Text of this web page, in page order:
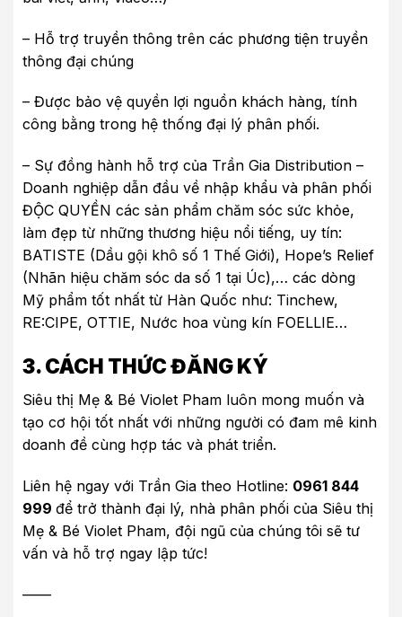
– Hỗ trợ truyền thông trên các phương tiện truyền
thông đại chúng
– Được bảo vệ quyền lợi nguồn khách hàng, tính
công bằng trong hệ thống đại lý phân phối.
– Sự đồng hành hỗ trợ của Trần Gia Distribution –
Doanh nghiệp dẫn đầu về nhập khẩu và phân phối
ĐỘC QUYỀN các sản phẩm chăm sóc sức khỏe,
làm đẹp từ những thương hiệu nổi tiếng, uy tín:
BATISTE (Dầu gội khô số 1 Thế Giới), Hope’s Relief
(Nhãn hiệu chăm sóc da số 1 tại Úc),… các dòng
Mỹ phẩm tốt nhất từ Hàn Quốc như: Tinchew,
RE:CIPE, OTTIE, Nước hoa vùng kín FOELLIE…
3. CÁCH THỨC ĐĂNG KÝ
Siêu thị Mẹ & Bé Violet Pham luôn mong muốn và
tạo cơ hội tốt nhất với những người có đam mê kinh
doanh đề cùng hợp tác và phát triển.
Liên hệ ngay với Trần Gia theo Hotline: 0961 844
999 để trở thành đại lý, nhà phân phối của Siêu thị
Mẹ & Bé Violet Pham, đội ngũ của chúng tôi sẽ tư
vấn và hỗ trợ ngay lập tức!
——